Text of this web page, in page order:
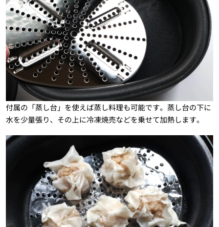
付属の「蒸し台」を使えば蒸し料理も可能です。蒸し台の下に
水を少量張り、その上に冷凍焼売などを乗せて加熱します。